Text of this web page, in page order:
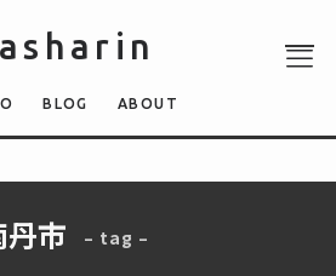
BLOG ABOUT
丹市 – tag –